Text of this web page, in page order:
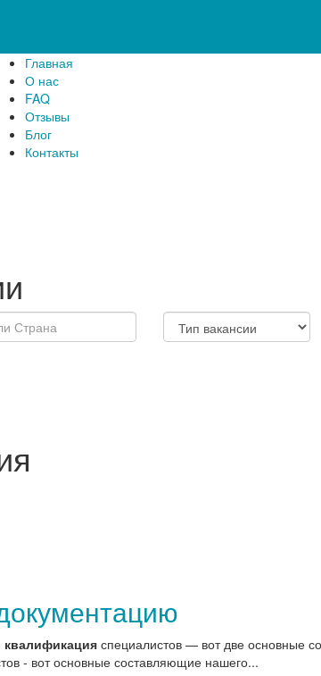
Главная
О нас
FAQ
Отзывы
Блог
Контакты
квалификация специалистов — вот две основные
- вот основные составляющие нашего...